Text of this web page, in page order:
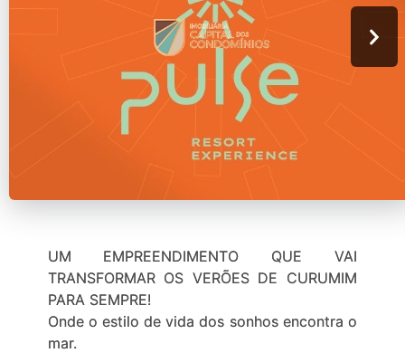
UM EMPREENDIMENTO QUE VAI
TRANSFORMAR OS VERÕES DE CURUMIM
PARA SEMPRE!
Onde o estilo de vida dos sonhos encontra o
mar.